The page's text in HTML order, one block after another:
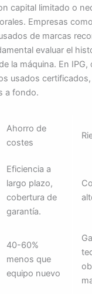
capital limitado o
Empresas
de marcas
evaluar el
la máquina. En
usados
a fondo.
Ahorro de
costes
Eficiencia a
largo plazo,
cobertura de
garantía.
40-60%
menos que
equipo nuevo